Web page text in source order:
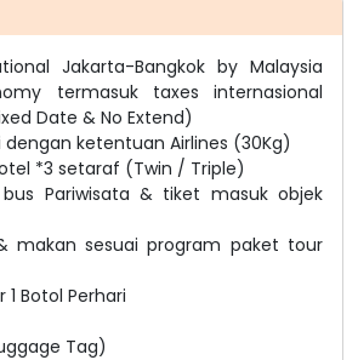
Jakarta-Bangkok by Malaysia
termasuk taxes internasional
Date & No Extend)
dengan ketentuan Airlines (30Kg)
*3 setaraf (Twin / Triple)
bus Pariwisata & tiket masuk objek
makan sesuai program paket tour
Botol Perhari
Tag)